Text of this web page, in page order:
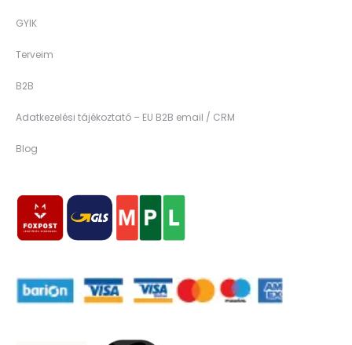
GYIK
Terveim
B2B
Adatkezelési tájékoztató – EU B2B email / CRM
Blog